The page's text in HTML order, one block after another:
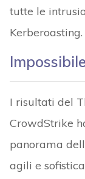
tutte le
Kerberoasting.
I risultati del
CrowdStrike
panorama
agili e